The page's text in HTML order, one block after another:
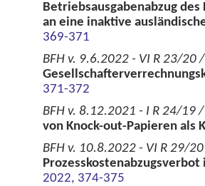
Betriebsausgabenabzug
an eine inaktive
369-371
BFH v. 9.6.2022 - VI R 23/20
371-372
BFH v. 8.12.2021 - I R 24/19
von Knock-out-Papieren als
BFH v. 10.8.2022 - VI R 29/
2022, 374-375